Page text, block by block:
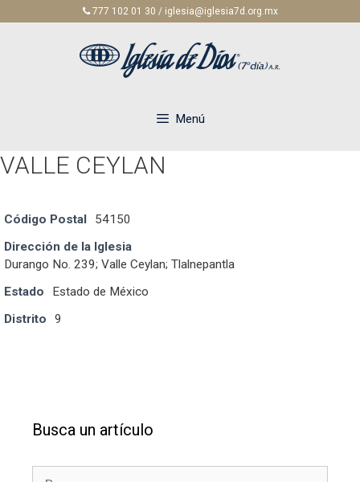
777 102 01 30 / iglesia@iglesia7d.org.mx
Menú
VALLE CEYLAN
Código Postal
54150
Dirección de la Iglesia
Durango No. 239; Valle Ceylan; Tlalnepantla
Estado
Estado de México
Distrito
9
Busca un artículo